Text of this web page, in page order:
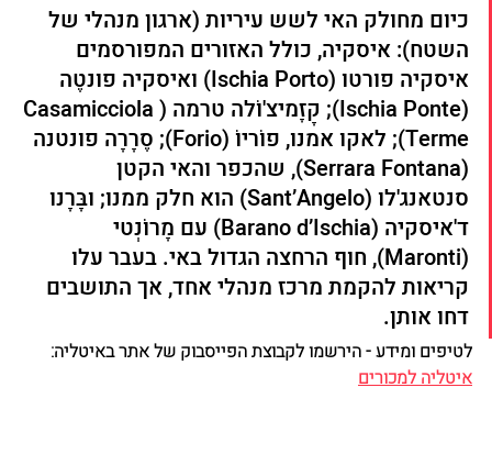
כיום מחולק האי לשש עיריות (ארגון מנהלי של
השטח): איסקיה, כולל האזורים המפורסמים
איסקיה פורטו (Ischia Porto) ואיסקיה פונטֶה
(Ischia Ponte); קָזָמיצ'וֹלה טרמה (Casamicciola
Terme); לאקו אמנו, פוֹריוֹ (Forio); סֶרָרָה פונטנה
(Serrara Fontana), שהכפר והאי הקטן
סנטאנג'לו (Sant’Angelo) הוא חלק ממנו; ובָּרָנו
ד'איסקיה (Barano d’Ischia) עם מָרוֹנְטי
(Maronti), חוף הרחצה הגדול באי. בעבר עלו
קריאות להקמת מרכז מנהלי אחד, אך התושבים
דחו אותן.
לטיפים ומידע - הירשמו לקבוצת הפייסבוק של אתר באיטליה:
איטליה למכורים